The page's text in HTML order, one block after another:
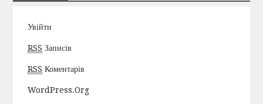
Увійти
RSS Записів
RSS Коментарів
WordPress.org